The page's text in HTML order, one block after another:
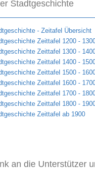
Stadtgeschichte
- Zeitafel Übersicht
Zeittafel 1200 -
Zeittafel 1300 -
Zeittafel 1400 -
Zeittafel 1500 -
Zeittafel 1600 -
Zeittafel 1700 -
Zeittafel 1800 -
Zeittafel ab 1900
an die Unterstützer